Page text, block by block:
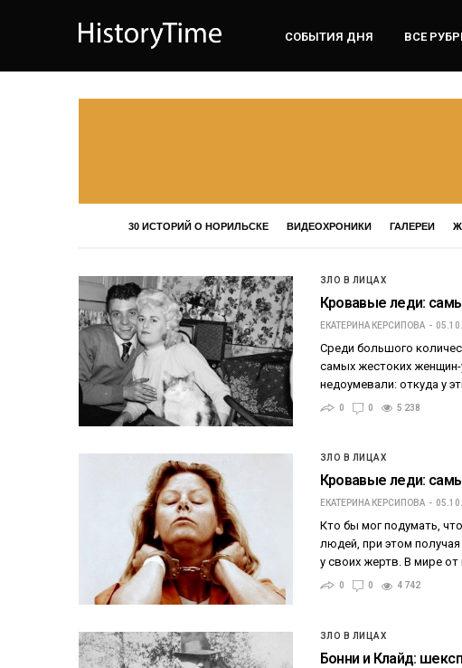
СОБЫТИЯ ДНЯ ВСЕ
30 ИСТОРИЙ О НОРИЛЬСКЕ ВИДЕОХРОНИКИ ГАЛЕРЕИ
ЗЛО В ЛИЦАХ
Кровавые леди:
ЕКАТЕРИНА КЕРСИПОВА
Среди большого
самых жестоких
недоумевали: откуда у
0 0 5 238
ЗЛО В ЛИЦАХ
Кровавые леди:
ЕКАТЕРИНА КЕРСИПОВА
Кто бы мог подумать,
людей, при этом
у своих жертв. В мире
0 0 4 742
ЗЛО В ЛИЦАХ
Бонни и Клайд: